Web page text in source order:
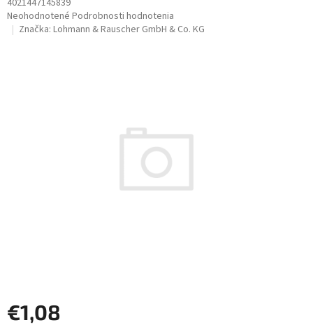
4021447145839
Priemerné
hodnotenie
Neohodnotené Podrobnosti hodnotenia
Značka: Lohmann & Rauscher GmbH & Co. KG
€1,08